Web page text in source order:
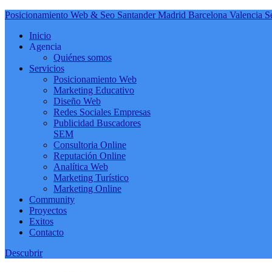
Posicionamiento Web & Seo Santander Madrid Barcelona Valencia
Inicio
Agencia
Quiénes somos
Servicios
Posicionamiento Web
Marketing Educativo
Diseño Web
Redes Sociales Empresas
Publicidad Buscadores
SEM
Consultoria Online
Reputación Online
Analítica Web
Marketing Turístico
Marketing Online
Community
Proyectos
Exitos
Contacto
Descubrir